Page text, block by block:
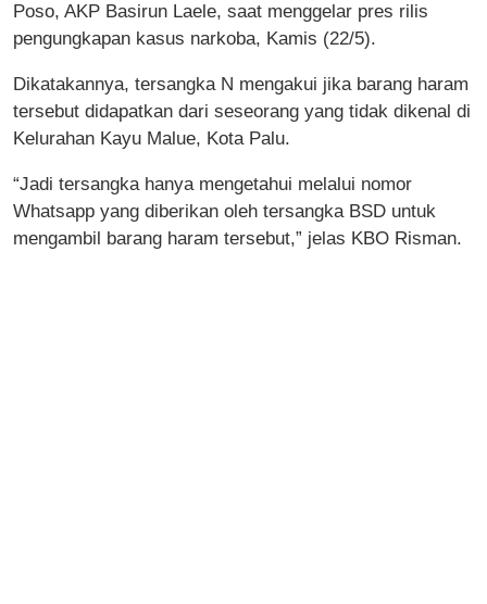
Poso, AKP Basirun Laele, saat menggelar pres rilis
pengungkapan kasus narkoba, Kamis (22/5).
Dikatakannya, tersangka N mengakui jika barang haram
tersebut didapatkan dari seseorang yang tidak dikenal di
Kelurahan Kayu Malue, Kota Palu.
“Jadi tersangka hanya mengetahui melalui nomor
Whatsapp yang diberikan oleh tersangka BSD untuk
mengambil barang haram tersebut,” jelas KBO Risman.